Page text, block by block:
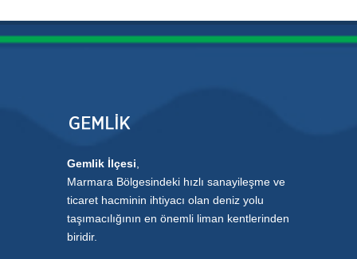
Gemlik İlçesi
Marmara Bölgesindeki hızlı sanayileşme ve
ticaret hacminin ihtiyacı olan deniz yolu
taşımacılığının en önemli liman kentlerinden
biridir.